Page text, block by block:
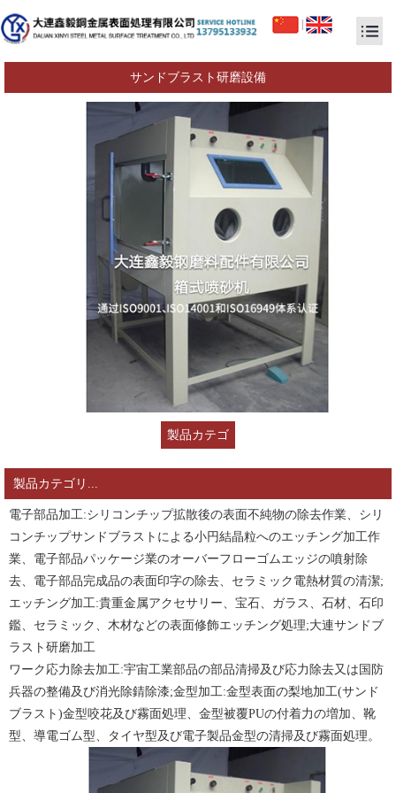
|
サンドブラスト研磨設備
製品カテゴ
製品カテゴリ...
電子部品加工:シリコンチップ拡散後の表面不純物の除去作業、シリ
コンチップサンドブラストによる小円結晶粒へのエッチング加工作
業、電子部品パッケージ業のオーバーフローゴムエッジの噴射除
去、電子部品完成品の表面印字の除去、セラミック電熱材質の清潔;
エッチング加工:貴重金属アクセサリー、宝石、ガラス、石材、石印
鑑、セラミック、木材などの表面修飾エッチング処理;大連サンドブ
ラスト研磨加工
ワーク応力除去加工:宇宙工業部品の部品清掃及び応力除去又は国防
兵器の整備及び消光除錆除漆;金型加工:金型表面の梨地加工(サンド
ブラスト)金型咬花及び霧面処理、金型被覆PUの付着力の増加、靴
型、導電ゴム型、タイヤ型及び電子製品金型の清掃及び霧面処理。